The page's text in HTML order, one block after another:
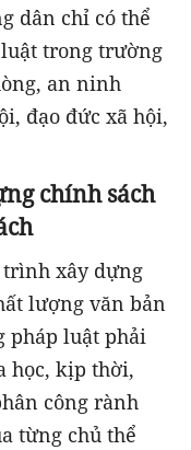
dân chỉ có thể
trong trường
an ninh
đạo đức xã hội,
chính sách
xây dựng
lượng văn bản
pháp luật phải
học, kịp thời,
công rành
từng chủ thể